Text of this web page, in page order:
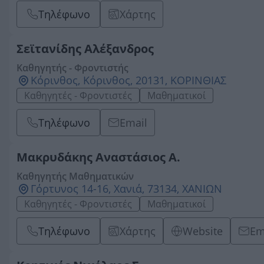
Τηλέφωνο Χάρτης
Σεϊτανίδης Αλέξανδρος
Καθηγητής - Φροντιστής
Κόρινθος, Κόρινθος, 20131, ΚΟΡΙΝΘΙΑΣ
Καθηγητές - Φροντιστές Μαθηματικοί
Τηλέφωνο Email
Μακρυδάκης Αναστάσιος Α.
Καθηγητής Μαθηματικών
Γόρτυνος 14-16, Χανιά, 73134, ΧΑΝΙΩΝ
Καθηγητές - Φροντιστές Μαθηματικοί
Τηλέφωνο Χάρτης Website